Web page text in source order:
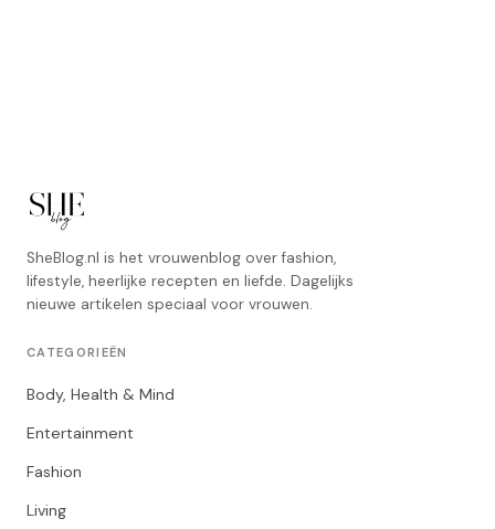
SheBlog.nl is het vrouwenblog over fashion,
lifestyle, heerlijke recepten en liefde. Dagelijks
nieuwe artikelen speciaal voor vrouwen.
CATEGORIEËN
Body, Health & Mind
Entertainment
Fashion
Living